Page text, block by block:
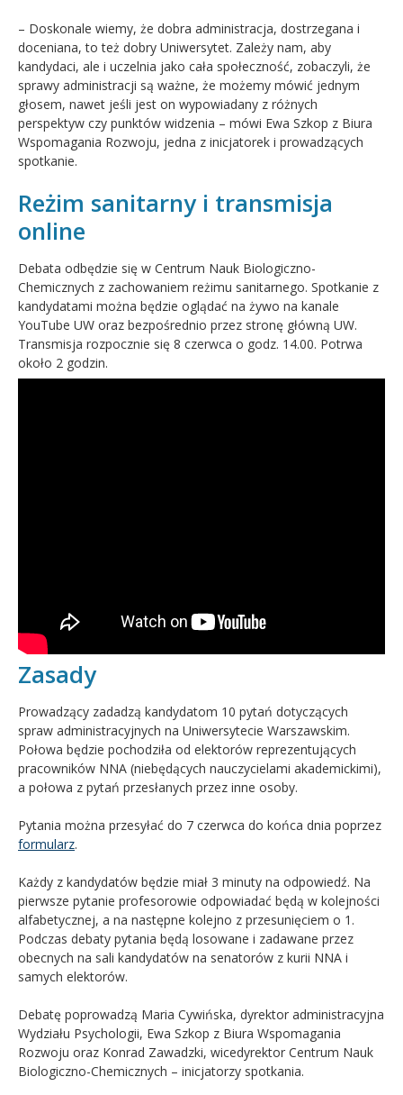
– Doskonale wiemy, że dobra administracja, dostrzegana i
doceniana, to też dobry Uniwersytet. Zależy nam, aby
kandydaci, ale i uczelnia jako cała społeczność, zobaczyli, że
sprawy administracji są ważne, że możemy mówić jednym
głosem, nawet jeśli jest on wypowiadany z różnych
perspektyw czy punktów widzenia – mówi Ewa Szkop z Biura
Wspomagania Rozwoju, jedna z inicjatorek i prowadzących
spotkanie.
Reżim sanitarny i transmisja
online
Debata odbędzie się w Centrum Nauk Biologiczno-
Chemicznych z zachowaniem reżimu sanitarnego. Spotkanie z
kandydatami można będzie oglądać na żywo na kanale
YouTube UW oraz bezpośrednio przez stronę główną UW.
Transmisja rozpocznie się 8 czerwca o godz. 14.00. Potrwa
około 2 godzin.
Zasady
Prowadzący zadadzą kandydatom 10 pytań dotyczących
spraw administracyjnych na Uniwersytecie Warszawskim.
Połowa będzie pochodziła od elektorów reprezentujących
pracowników NNA (niebędących nauczycielami akademickimi),
a połowa z pytań przesłanych przez inne osoby.
Pytania można przesyłać do 7 czerwca do końca dnia poprzez
formularz.
Każdy z kandydatów będzie miał 3 minuty na odpowiedź. Na
pierwsze pytanie profesorowie odpowiadać będą w kolejności
alfabetycznej, a na następne kolejno z przesunięciem o 1.
Podczas debaty pytania będą losowane i zadawane przez
obecnych na sali kandydatów na senatorów z kurii NNA i
samych elektorów.
Debatę poprowadzą Maria Cywińska, dyrektor administracyjna
Wydziału Psychologii, Ewa Szkop z Biura Wspomagania
Rozwoju oraz Konrad Zawadzki, wicedyrektor Centrum Nauk
Biologiczno-Chemicznych – inicjatorzy spotkania.